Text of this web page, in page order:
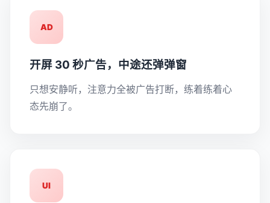
AD
开屏 30 秒广告，中途还弹弹窗
只想安静听，注意力全被广告打断，练着练着心
态先崩了。
UI